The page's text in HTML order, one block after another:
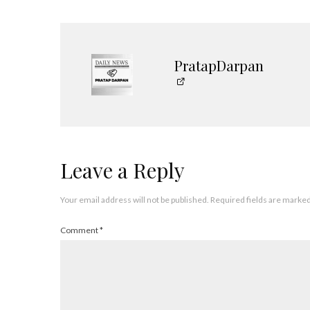
PratapDarpan
Leave a Reply
Your email address will not be published. Required fields are
Comment*